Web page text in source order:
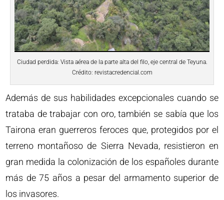
Ciudad perdida: Vista aérea de la parte alta del filo, eje central de Teyuna.
Crédito: revistacredencial.com
Además de sus habilidades excepcionales cuando se
trataba de trabajar con oro, también se sabía que los
Tairona eran guerreros feroces que, protegidos por el
terreno montañoso de Sierra Nevada, resistieron en
gran medida la colonización de los españoles durante
más de 75 años a pesar del armamento superior de
los invasores.